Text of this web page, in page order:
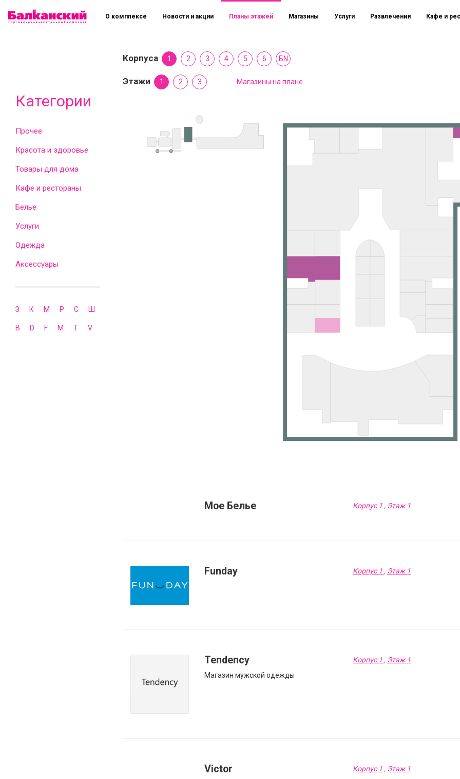
Категории
Прочее
Красота и здоровье
Товары для дома
Кафе и рестораны
Белье
Услуги
Одежда
Аксессуары
З К М Р С Ш
B D F M T V
О комплексе Новости и акции Планы этажей Магазины Услуги Развлечения Кафе и
Корпуса 1 2 3 4 5 6 БN
Этажи 1 2 3 Магазины на плане
Мое Белье Корпус 1 , Этаж 1
Funday Корпус 1 , Этаж 1
Tendency
Магазин мужской одежды
Корпус 1 , Этаж 1
Victor Корпус 1 , Этаж 1